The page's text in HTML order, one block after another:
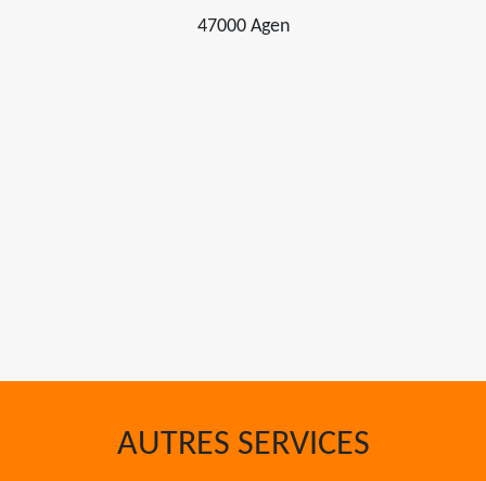
47000 Agen
AUTRES SERVICES